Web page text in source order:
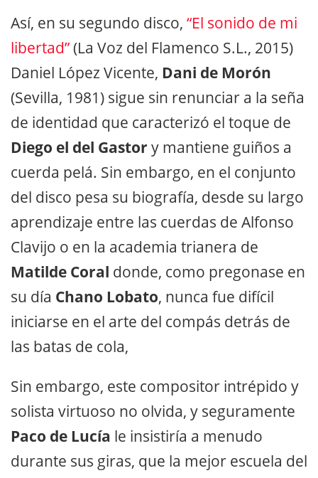
Así, en su segundo disco, “El sonido de mi
libertad”(La Voz del Flamenco S.L., 2015)
Daniel López Vicente, Dani de Morón
(Sevilla, 1981) sigue sin renunciar a la seña
de identidad que caracterizó el toque de
Diego el del Gastor y mantiene guiños a
cuerda pelá. Sin embargo, en el conjunto
del disco pesa su biografía, desde su largo
aprendizaje entre las cuerdas de Alfonso
Clavijo o en la academia trianera de
Matilde Coral donde, como pregonase en
su día Chano Lobato, nunca fue difícil
iniciarse en el arte del compás detrás de
las batas de cola,
Sin embargo, este compositor intrépido y
solista virtuoso no olvida, y seguramente
Paco de Lucía le insistiría a menudo
durante sus giras, que la mejor escuela del